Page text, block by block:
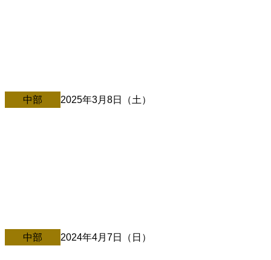
中部 2025年3月8日（土）
中部 2024年4月7日（日）